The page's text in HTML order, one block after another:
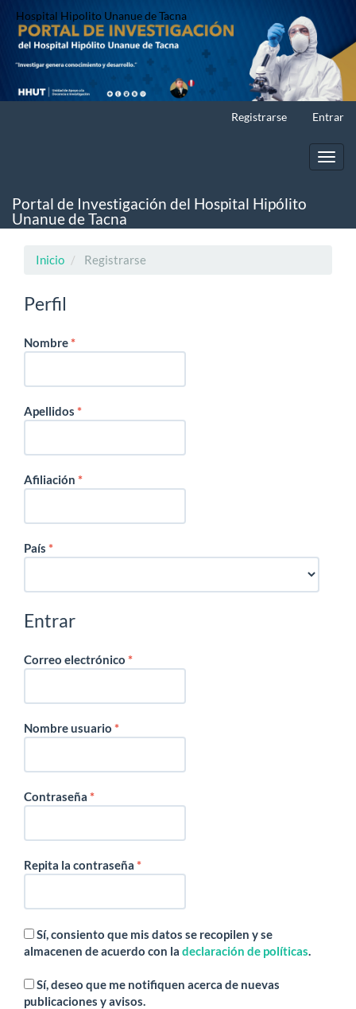
Hospital Hipolito Unanue de Tacna
página
Navegación
Contenido
lateral
Registrarse Entrar
Portal de Investigación del Hospital Hipólito
Unanue de Tacna
Inicio Registrarse
Perfil
Nombre*Obligatorio
Apellidos *Obligatorio
Afiliación *Obligatorio
País *Obligatorio
Entrar
Correo electrónico *Obligatorio
Nombre usuario *Obligatorio
Contraseña *Obligatorio
Repita la contraseña *Obligatorio
almacenen de acuerdo con la declaración de políticas.
publicaciones y avisos.